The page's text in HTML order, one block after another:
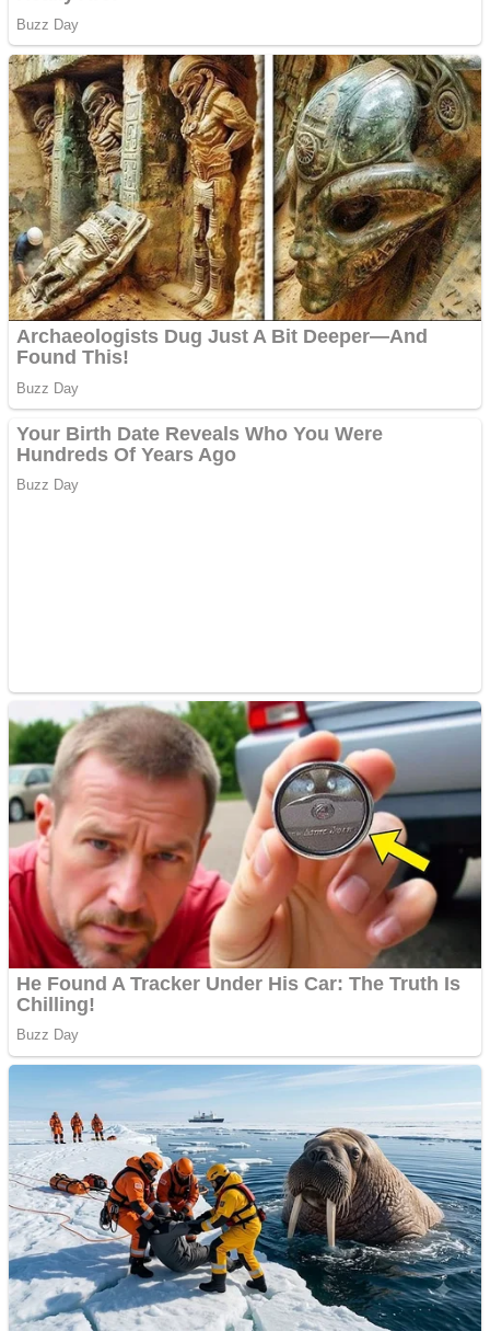
Creez aplicatie
ANDROID pentru siteul
tau
Anuntul tau apare in mai
multe ziare online
Apartamente 2 camere